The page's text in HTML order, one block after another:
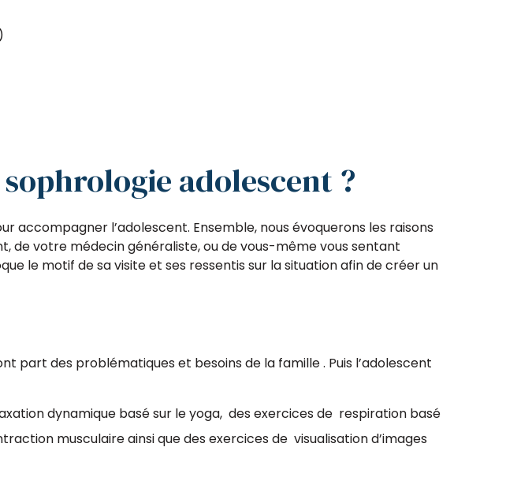
adolescent ?
accompagner l’adolescent. Ensemble, nous évoquerons les raisons
de votre médecin généraliste, ou de vous-même vous sentant
le motif de sa visite et ses ressentis sur la situation afin de créer un
part des problématiques et besoins de la famille . Puis l’adolescent
dynamique basé sur le yoga, des exercices de respiration basé
musculaire ainsi que des exercices de visualisation d’images